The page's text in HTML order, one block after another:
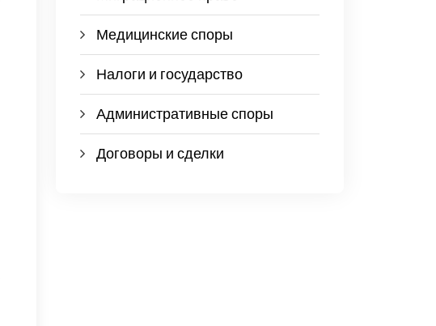
Медицинские споры
Налоги и государство
Административные споры
Договоры и сделки